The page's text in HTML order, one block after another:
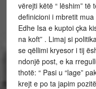
vërejti këtë “ lëshim”
definicioni i mbretit
Edhe Isa e kuptoi çka
na koft” . Limaj si
se qëllimi kryesor i tij
ndonjë post, e ka
thotë: “ Pasi u “lage”
krejt e po ta japim